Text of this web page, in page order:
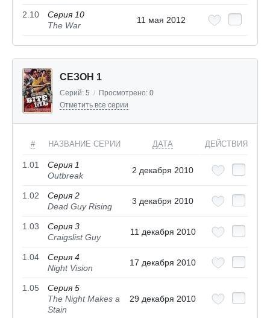
2.10
Серия 10
The War
11 мая 2012
СЕЗОН 1
Серий: 5 / Просмотрено: 0
Отметить все серии
# НАЗВАНИЕ СЕРИИ ДАТА ДЕЙСТВИЯ
1.01
Серия 1
Outbreak
2 декабря 2010
1.02
Серия 2
Dead Guy Rising
3 декабря 2010
1.03
Серия 3
Craigslist Guy
11 декабря 2010
1.04
Серия 4
Night Vision
17 декабря 2010
1.05
Серия 5
The Night Makes a
Stain
29 декабря 2010